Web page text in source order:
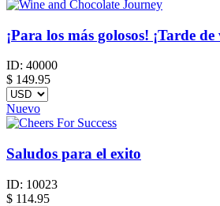
¡Para los más golosos! ¡Tarde
ID: 40000
$ 149.95
Nuevo
Saludos para el exito
ID: 10023
$ 114.95